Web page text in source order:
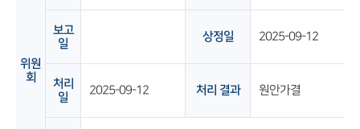
위원
회
보고
일
상정일 2025-09-12
처리
일
2025-09-12 처리 결과 원안가결